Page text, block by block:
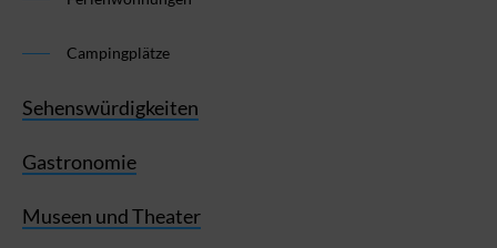
Campingplätze
Sehenswürdigkeiten
Gastronomie
Museen und Theater